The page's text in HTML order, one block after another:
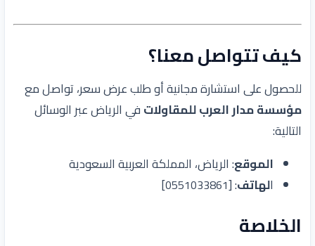
كيف تتواصل معنا؟
للحصول على استشارة مجانية أو طلب عرض سعر، تواصل مع
مؤسسة مدار العرب للمقاولاتفي الرياض عبر الوسائل
التالية:
الموقع: الرياض، المملكة العربية السعودية
الهاتف: [
0551033861
]
الخلاصة